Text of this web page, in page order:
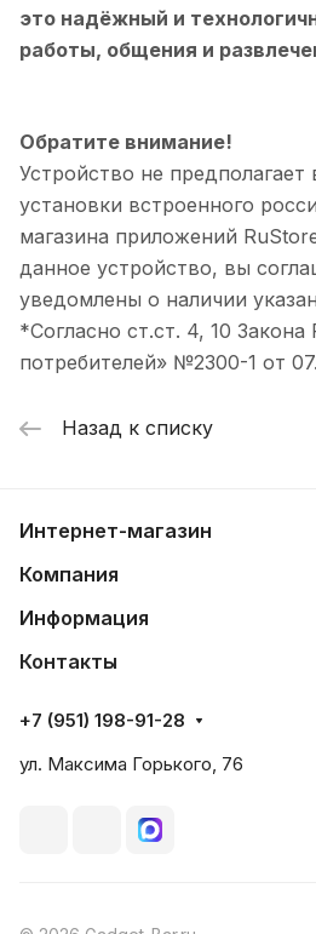
это надёжный и
работы, общения и
Обратите внимание!
Устройство не
установки встроенного
магазина приложений
данное устройство, вы
уведомлены о наличии
*Согласно ст.ст. 4, 10
потребителей» №2300-1 от
Назад к списку
Интернет-магазин
Компания
Информация
Контакты
+7 (951) 198-91-28
ул. Максима Горького, 76